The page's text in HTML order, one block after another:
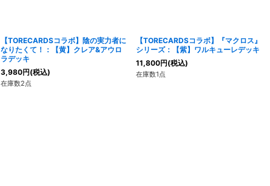
【TORECARDSコラボ】陰の実力者に
なりたくて！：【黄】クレア&アウロ
ラデッキ
3,980円(税込)
在庫数2点
【TORECARDSコラボ】『マクロス』
シリーズ：【紫】ワルキューレデッキ
11,800円(税込)
在庫数1点